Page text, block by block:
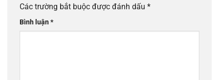
Các trường bắt buộc được đánh dấu *
Bình luận*